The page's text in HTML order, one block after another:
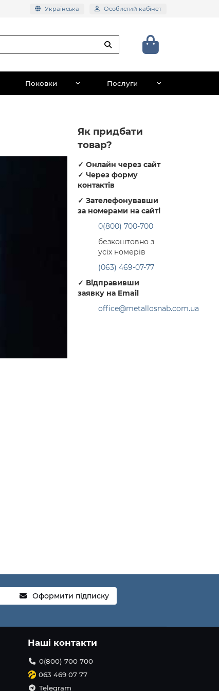
Українська Особистий кабінет
Поковки Послуги
Як придбати
товар?
✓ Онлайн через сайт
✓ Через форму
контактів
✓ Зателефонувавши
за номерами на сайті
0(800) 700-700
безкоштовно з
усіх номерів
(063) 469-07-77
✓ Відправивши
заявку на Email
office@metallosnab.com.ua
Оформити підписку
Наші контакти
0(800) 700 700
063 469 07 77
Telegram